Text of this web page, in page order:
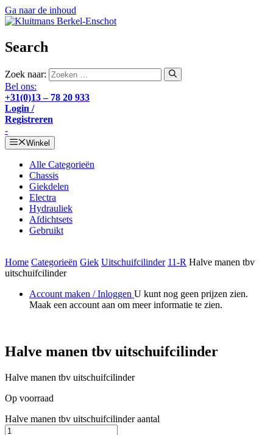
Ga naar de inhoud
Search
Zoek naar:
Bel ons:
+31(0)13 – 78 20 933
Login /
Registreren
-
Winkel
Alle Categorieën
Chassis
Giekdelen
Electra
Hydrauliek
Afdichtsets
Gebruikt
Home Categorieën Giek Uitschuifcilinder 11-R Halve manen tbv
uitschuifcilinder
Account maken / Inloggen U kunt nog geen prijzen zien.
Maak een account aan om meer informatie te zien.
Halve manen tbv uitschuifcilinder
Halve manen tbv uitschuifcilinder
Op voorraad
Halve manen tbv uitschuifcilinder aantal